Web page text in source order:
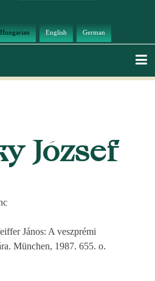
Hungarian English German
József
János: A veszprémi
München, 1987. 655. o.